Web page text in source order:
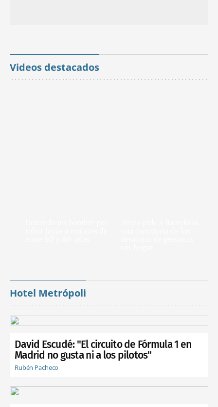
Videos destacados
Hotel Metrópoli
David Escudé: "El circuito de Fórmula 1 en
Madrid no gusta ni a los pilotos"
Rubén Pacheco